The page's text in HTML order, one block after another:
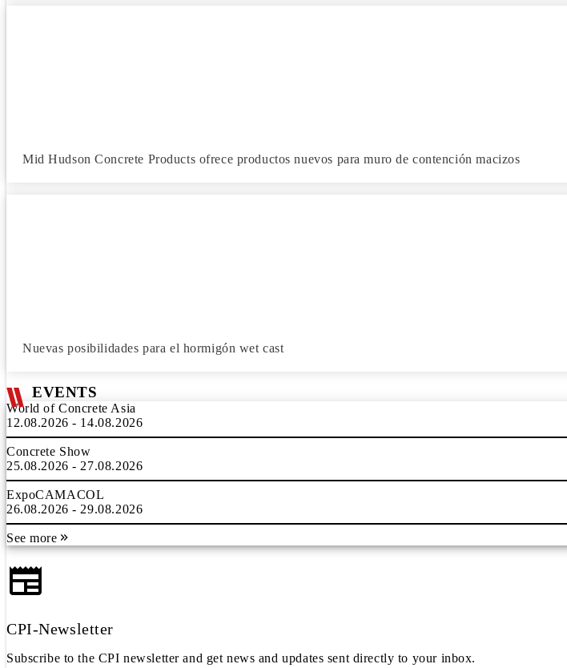
Mid Hudson Concrete Products ofrece productos nuevos para muro de contención macizos
Nuevas posibilidades para el hormigón wet cast
EVENTS
World of Concrete Asia
12.08.2026 - 14.08.2026
Concrete Show
25.08.2026 - 27.08.2026
ExpoCAMACOL
26.08.2026 - 29.08.2026
See more
CPI-Newsletter
Subscribe to the CPI newsletter and get news and updates sent directly to your inbox.